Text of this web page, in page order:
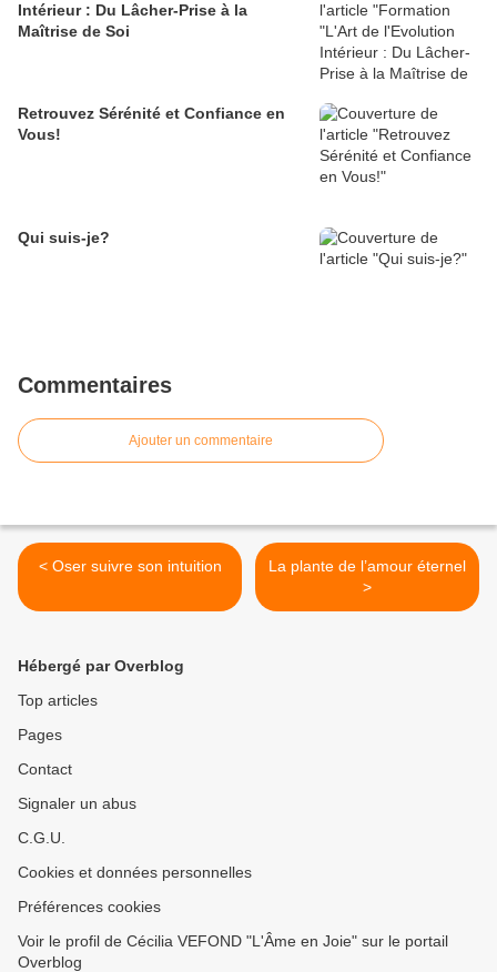
Intérieur : Du Lâcher-Prise à la
Maîtrise de Soi
Retrouvez Sérénité et Confiance en
Vous!
Qui suis-je?
Commentaires
Ajouter un commentaire
< Oser suivre son intuition
La plante de l’amour éternel
>
Hébergé par Overblog
Top articles
Pages
Contact
Signaler un abus
C.G.U.
Cookies et données personnelles
Préférences cookies
Voir le profil de Cécilia VEFOND "L'Âme en Joie" sur le portail
Overblog